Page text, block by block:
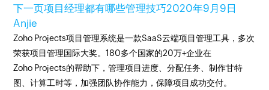
下一页项目经理都有哪些管理技巧2020年9月9日
Anjie
Zoho Projects项目管理系统是一款SaaS云端项目管理工具，多次
荣获项目管理国际大奖。180多个国家的20万+企业在
Zoho Projects的帮助下，管理项目进度、分配任务、制作甘特
图、计算工时等，加强团队协作能力，保障项目成功交付。